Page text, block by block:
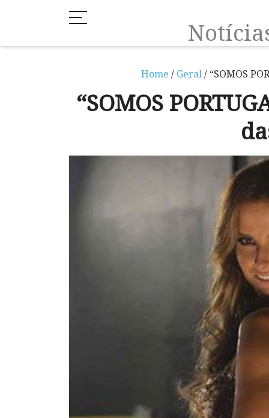
Home / Geral/ “SOMOS
“SOMOS